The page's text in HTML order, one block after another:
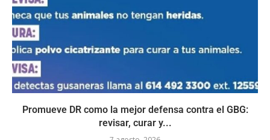
Promueve DR como la mejor defensa contra el GBG:
revisar, curar y...